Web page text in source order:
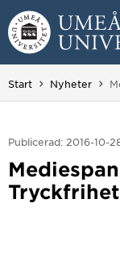
Hoppa direkt till
Huvudmenyn dold.
Start Nyheter
Publicerad: 2016-10-